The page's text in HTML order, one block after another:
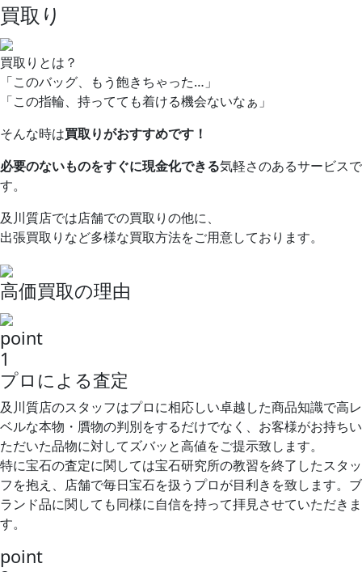
買取り
買取りとは？
「このバッグ、もう飽きちゃった…」
「この指輪、持ってても着ける機会ないなぁ」
そんな時は買取りがおすすめです！
必要のないものをすぐに現金化できる気軽さのあるサービスで
す。
及川質店では店舗での買取りの他に、
出張買取りなど多様な買取方法をご用意しております。
高価買取の理由
point
1
プロによる査定
及川質店のスタッフはプロに相応しい卓越した商品知識で高レ
ベルな本物・贋物の判別をするだけでなく、お客様がお持ちい
ただいた品物に対してズバッと高値をご提示致します。
特に宝石の査定に関しては宝石研究所の教習を終了したスタッ
フを抱え、店舗で毎日宝石を扱うプロが目利きを致します。ブ
ランド品に関しても同様に自信を持って拝見させていただきま
す。
point